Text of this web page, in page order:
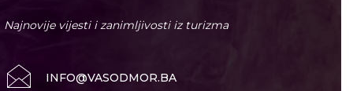
Najnovije vijesti i zanimljivosti iz turizma
INFO@VASODMOR.BA